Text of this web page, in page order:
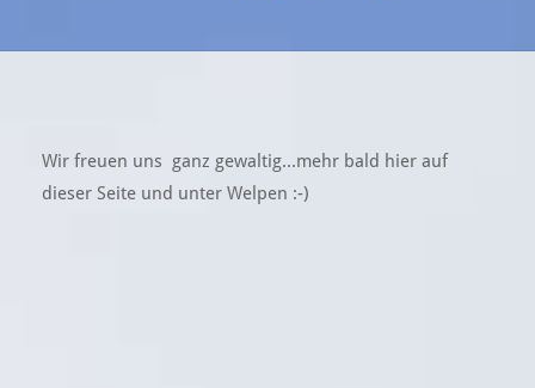
Wir freuen uns ganz gewaltig...mehr bald hier auf
dieser Seite und unter Welpen :-)